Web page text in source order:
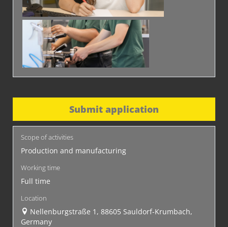
Submit application
Scope of activities
Production and manufacturing
Working time
Full time
Location
Nellenburgstraße 1, 88605 Sauldorf-Krumbach,
Germany